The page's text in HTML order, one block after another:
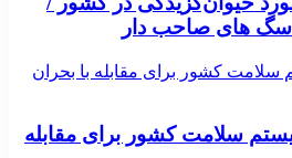
های صاحب دار
سیستم سلامت کشور برای مقابله با بحران
سیستم سلامت کشور برای مقابله